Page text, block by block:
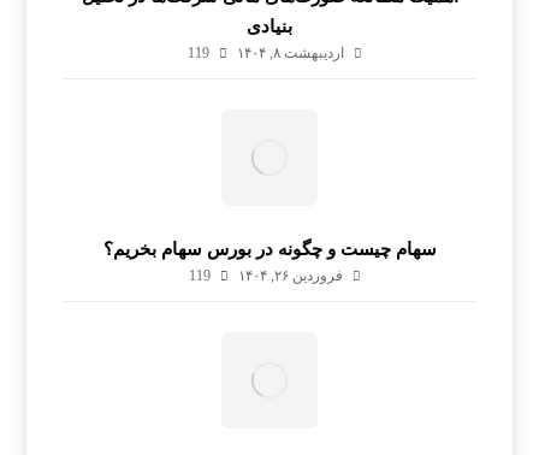
بنیادی
اردیبهشت ۸, ۱۴۰۴ 119
سهام چیست و چگونه در بورس سهام بخریم؟
فروردین ۲۶, ۱۴۰۴ 119